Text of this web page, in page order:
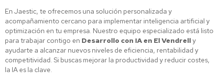
En Jaestic, te ofrecemos una solución personalizada y
acompañamiento cercano para implementar inteligencia artificial y
optimización en tu empresa. Nuestro equipo especializado está listo
para trabajar contigo en Desarrollo con IA en El Vendrelly
ayudarte a alcanzar nuevos niveles de eficiencia, rentabilidad y
competitividad. Si buscas mejorar la productividad y reducir costes,
la IA es la clave.